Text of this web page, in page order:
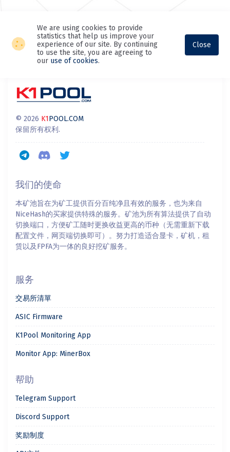
We are using cookies to provide
statistics that help us improve your
experience of our site. By continuing
to use the site, you are agreeing to
our use of cookies.
Close
© 2026 K1POOL.COM
保留所有权利.
我们的使命
本矿池旨在为矿工提供百分百纯净且有效的服务，也为来自
NiceHash的买家提供特殊的服务。矿池为所有算法提供了自动
切换端口，方便矿工随时更换收益更高的币种（无需重新下载
配置文件，网页端切换即可）。努力打造适合显卡，矿机，租
赁以及FPFA为一体的良好挖矿服务。
服务
交易所清單
ASIC Firmware
K1Pool Monitoring App
Monitor App: MinerBox
帮助
Telegram Support
Discord Support
奖励制度